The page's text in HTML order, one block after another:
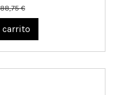
€
carrito